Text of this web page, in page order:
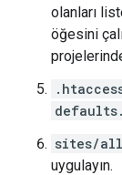
olanları
öğesini
sites/all
uygulayın.